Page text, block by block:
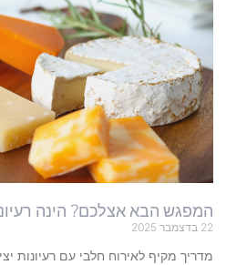
המפגש הבא אצלכם? הינה
22 בדצמבר 2025
מדריך מקיף לאירוח חלבי עם רעיונות